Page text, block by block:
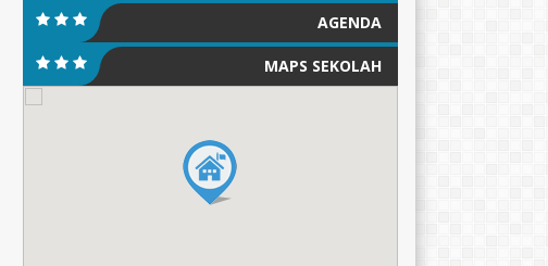
AGENDA
MAPS SEKOLAH